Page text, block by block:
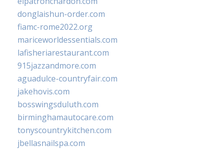
donglaishun-order.com
fiamc-rome2022.org
mariceworldessentials.com
lafisheriarestaurant.com
915jazzandmore.com
aguadulce-countryfair.com
jakehovis.com
bosswingsduluth.com
birminghamautocare.com
tonyscountrykitchen.com
jbellasnailspa.com